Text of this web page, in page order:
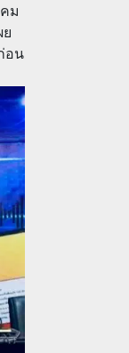
ม
อน